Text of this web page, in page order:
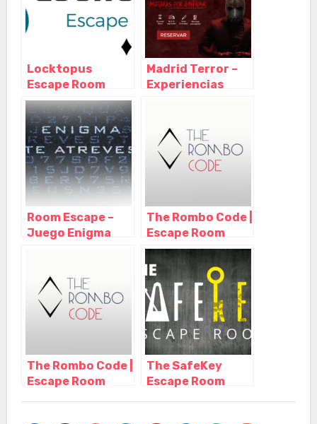
Locktopus
Escape Room
Madrid, Madrid –
Madrid
Madrid Terror –
Experiencias
Paranormal
Experience –
Horror Club,
Madrid – Madrid
Room Escape –
Juego Enigma
The Rombo Code |
Escape Room
Madrid, Madrid –
Madrid
The Rombo Code |
Escape Room
The SafeKey
Escape Room